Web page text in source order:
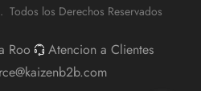
los Derechos Reservados
Roo
Atencion a Clientes